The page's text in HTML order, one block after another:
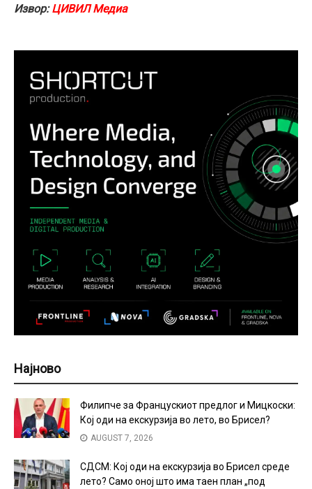
Извор:ЦИВИЛ Медиа
Најново
Филипче за Францускиот предлог и Мицкоски:
Кој оди на екскурзија во лето, во Брисел?
AUGUST 7, 2026
СДСМ: Кој оди на екскурзија во Брисел среде
лето? Само оној што има таен план „под